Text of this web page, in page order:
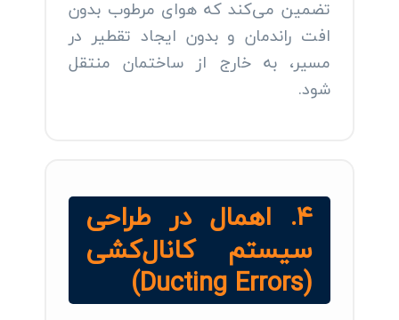
تضمین می‌کند که هوای مرطوب بدون
افت راندمان و بدون ایجاد تقطیر در
مسیر، به خارج از ساختمان منتقل
شود.
۴. اهمال در طراحی
سیستم کانال‌کشی
(Ducting Errors)